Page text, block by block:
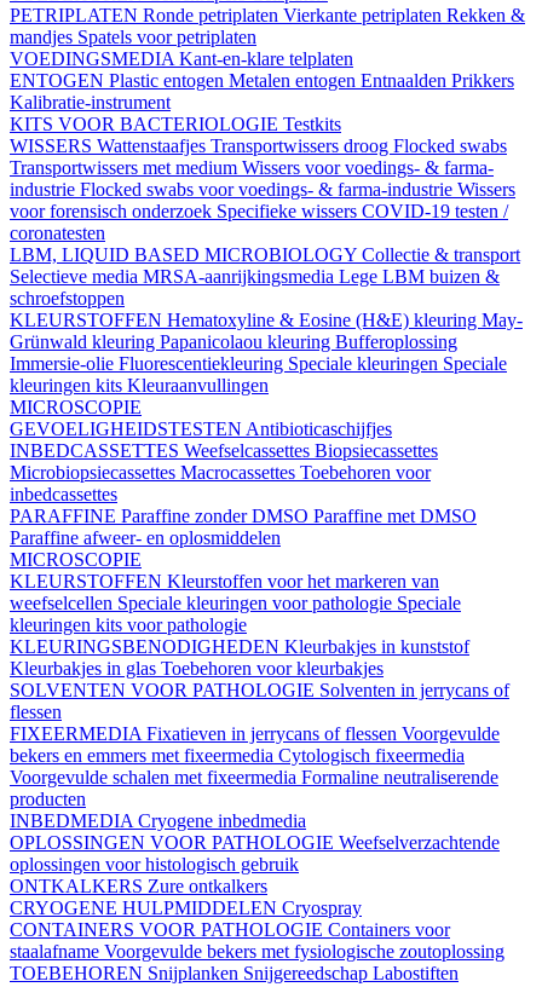
PETRIPLATEN Ronde petriplaten Vierkante petriplaten Rekken &
mandjes Spatels voor petriplaten
VOEDINGSMEDIA Kant-en-klare telplaten
ENTOGEN Plastic entogen Metalen entogen Entnaalden Prikkers
Kalibratie-instrument
KITS VOOR BACTERIOLOGIE Testkits
WISSERS Wattenstaafjes Transportwissers droog Flocked swabs
Transportwissers met medium Wissers voor voedings- & farma-
industrie Flocked swabs voor voedings- & farma-industrie Wissers
voor forensisch onderzoek Specifieke wissers COVID-19 testen /
coronatesten
LBM, LIQUID BASED MICROBIOLOGY Collectie & transport
Selectieve media MRSA-aanrijkingsmedia Lege LBM buizen &
schroefstoppen
KLEURSTOFFEN Hematoxyline & Eosine (H&E) kleuring May-
Grünwald kleuring Papanicolaou kleuring Bufferoplossing
Immersie-olie Fluorescentiekleuring Speciale kleuringen Speciale
kleuringen kits Kleuraanvullingen
MICROSCOPIE
GEVOELIGHEIDSTESTEN Antibioticaschijfjes
INBEDCASSETTES Weefselcassettes Biopsiecassettes
Microbiopsiecassettes Macrocassettes Toebehoren voor
inbedcassettes
PARAFFINE Paraffine zonder DMSO Paraffine met DMSO
Paraffine afweer- en oplosmiddelen
MICROSCOPIE
KLEURSTOFFEN Kleurstoffen voor het markeren van
weefselcellen Speciale kleuringen voor pathologie Speciale
kleuringen kits voor pathologie
KLEURINGSBENODIGHEDEN Kleurbakjes in kunststof
Kleurbakjes in glas Toebehoren voor kleurbakjes
SOLVENTEN VOOR PATHOLOGIE Solventen in jerrycans of
flessen
FIXEERMEDIA Fixatieven in jerrycans of flessen Voorgevulde
bekers en emmers met fixeermedia Cytologisch fixeermedia
Voorgevulde schalen met fixeermedia Formaline neutraliserende
producten
INBEDMEDIA Cryogene inbedmedia
OPLOSSINGEN VOOR PATHOLOGIE Weefselverzachtende
oplossingen voor histologisch gebruik
ONTKALKERS Zure ontkalkers
CRYOGENE HULPMIDDELEN Cryospray
CONTAINERS VOOR PATHOLOGIE Containers voor
staalafname Voorgevulde bekers met fysiologische zoutoplossing
TOEBEHOREN Snijplanken Snijgereedschap Labostiften